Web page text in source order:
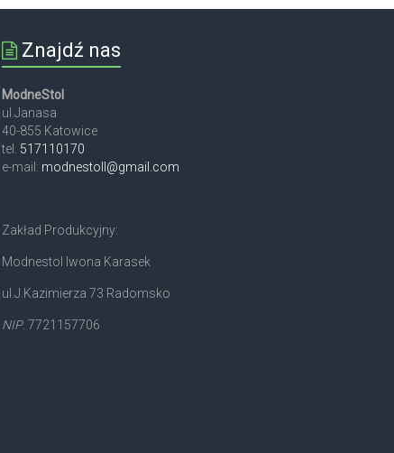
Znajdź nas
ModneStol
ul.Janasa
40-855 Katowice
tel. 517110170
e-mail: modnestoll@gmail.com
Zakład Produkcyjny:
Modnestol Iwona Karasek
ul.J.Kazimierza 73 Radomsko
NIP. 7721157706